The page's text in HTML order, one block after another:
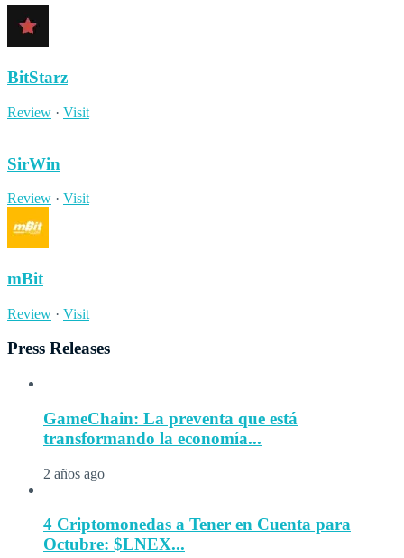
BitStarz
Review · Visit
SirWin
Review · Visit
mBit
Review · Visit
Press Releases
GameChain: La preventa que está
transformando la economía...
2 años ago
4 Criptomonedas a Tener en Cuenta para
Octubre: $LNEX...